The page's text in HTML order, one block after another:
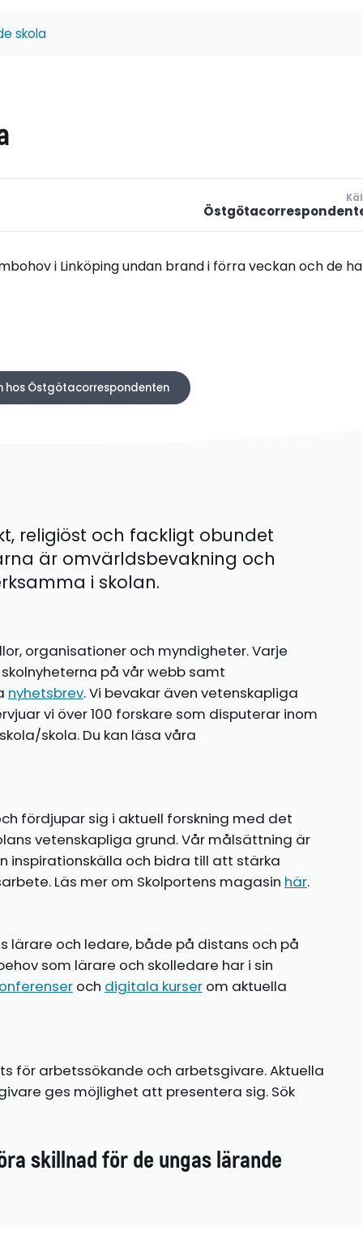
skola
i Linköping undan brand i förra veckan och de
hos Östgötacorrespondenten
religiöst och fackligt obundet
är omvärldsbevakning och
i skolan.
organisationer och myndigheter. Varje
på vår webb samt
nyhetsbrev. Vi bevakar även vetenskapliga
vi över 100 forskare som disputerar inom
skola. Du kan läsa våra
fördjupar sig i aktuell forskning med det
vetenskapliga grund. Vår målsättning är
inspirationskälla och bidra till att stärka
Läs mer om Skolportens magasin här.
lärare och ledare, både på distans och på
som lärare och skolledare har i sin
och digitala kurserom aktuella
för arbetssökande och arbetsgivare. Aktuella
ges möjlighet att presentera sig. Sök
skillnad för de ungas lärande